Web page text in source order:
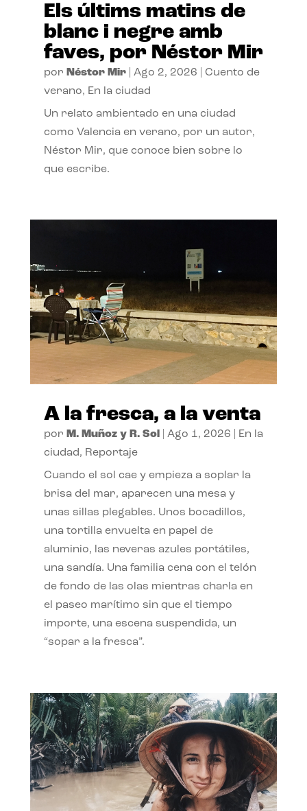
Els últims matins de
blanc i negre amb
faves, por Néstor Mir
por Néstor Mir| Ago 2, 2026
Cuento de
verano, En la ciudad
Un relato ambientado en una ciudad
como Valencia en verano, por un autor,
Néstor Mir, que conoce bien sobre lo
que escribe.
A la fresca, a la venta
por M. Muñoz y R. Sol| Ago 1, 2026
En la
ciudad, Reportaje
Cuando el sol cae y empieza a soplar la
brisa del mar, aparecen una mesa y
unas sillas plegables. Unos bocadillos,
una tortilla envuelta en papel de
aluminio, las neveras azules portátiles,
una sandía. Una familia cena con el telón
de fondo de las olas mientras charla en
el paseo marítimo sin que el tiempo
importe, una escena suspendida, un
“sopar a la fresca”.